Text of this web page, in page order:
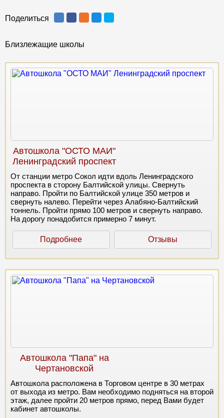
Поделиться
Близлежащие школы
Автошкола "ОСТО МАИ"
Ленинградский проспект
От станции метро Сокол идти вдоль Ленинградского
проспекта в сторону Балтийской улицы. Свернуть
направо. Пройти по Балтийской улице 350 метров и
свернуть налево. Перейти через Алабяно-Балтийский
тоннель. Пройти прямо 100 метров и свернуть направо.
На дорогу понадобится примерно 7 минут.
Подробнее Отзывы
Автошкола "Папа" на
Чертановской
Автошкола расположена в Торговом центре в 30 метрах
от выхода из метро. Вам необходимо подняться на второй
этаж, далее пройти 20 метров прямо, перед Вами будет
кабинет автошколы.